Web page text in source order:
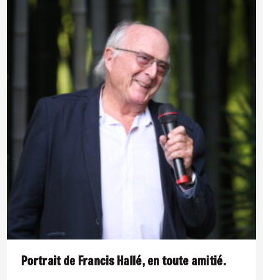
Portrait de Francis Hallé, en toute amitié.